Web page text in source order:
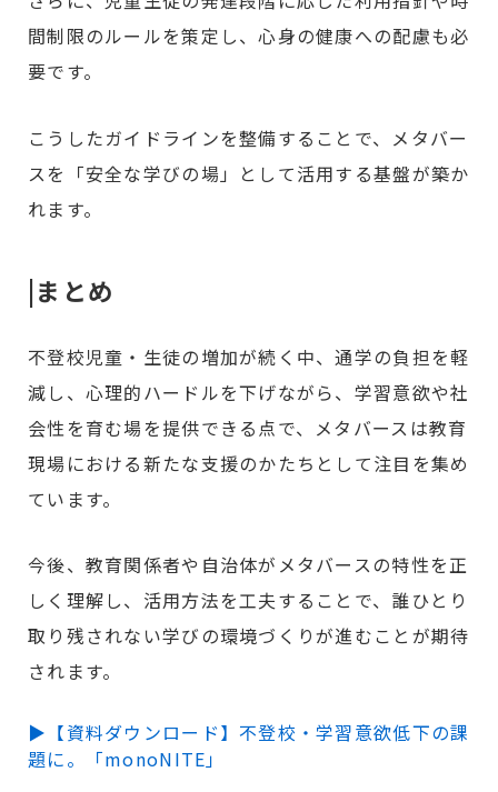
間制限のルールを策定し、心身の健康への配慮も必
要です。
こうしたガイドラインを整備することで、メタバー
スを「安全な学びの場」として活用する基盤が築か
れます。
|まとめ
不登校児童・生徒の増加が続く中、通学の負担を軽
減し、心理的ハードルを下げながら、学習意欲や社
会性を育む場を提供できる点で、メタバースは教育
現場における新たな支援のかたちとして注目を集め
ています。
今後、教育関係者や自治体がメタバースの特性を正
しく理解し、活用方法を工夫することで、誰ひとり
取り残されない学びの環境づくりが進むことが期待
されます。
▶【資料ダウンロード】不登校・学習意欲低下の課
題に。「monoNITE」